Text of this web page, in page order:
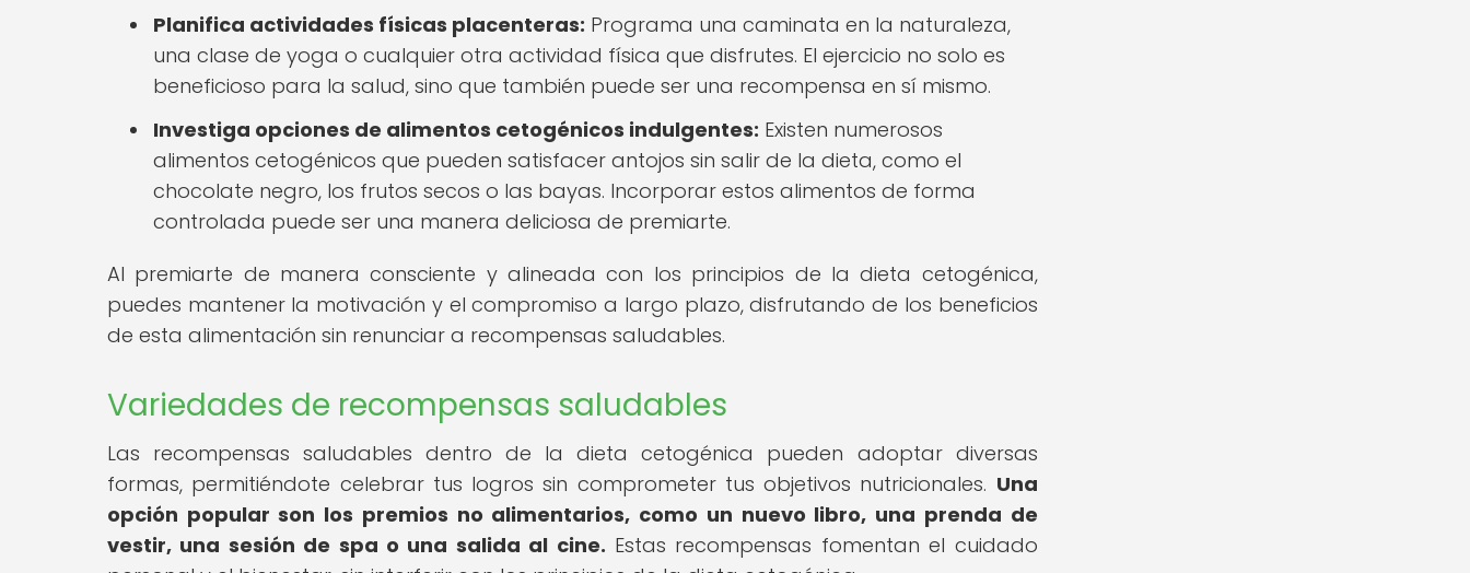
Planifica actividades físicas placenteras: Programa una caminata en la naturaleza,
una clase de yoga o cualquier otra actividad física que disfrutes. El ejercicio no solo es
beneficioso para la salud, sino que también puede ser una recompensa en sí mismo.
Investiga opciones de alimentos cetogénicos indulgentes: Existen numerosos
alimentos cetogénicos que pueden satisfacer antojos sin salir de la dieta, como el
chocolate negro, los frutos secos o las bayas. Incorporar estos alimentos de forma
controlada puede ser una manera deliciosa de premiarte.
Al premiarte de manera consciente y alineada con los principios de la dieta cetogénica,
puedes mantener la motivación y el compromiso a largo plazo, disfrutando de los beneficios
de esta alimentación sin renunciar a recompensas saludables.
Variedades de recompensas saludables
Las recompensas saludables dentro de la dieta cetogénica pueden adoptar diversas
formas, permitiéndote celebrar tus logros sin comprometer tus objetivos nutricionales. Una
opción popular son los premios no alimentarios, como un nuevo libro, una prenda de
vestir, una sesión de spa o una salida al cine. Estas recompensas fomentan el cuidado